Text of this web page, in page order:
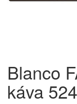
Blanco
káva